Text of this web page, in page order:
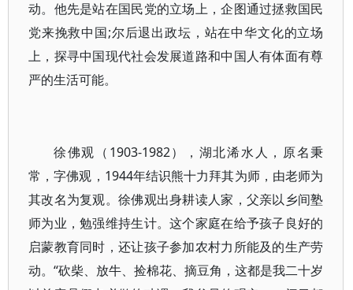
动。他先是站在国民党的立场上，企图通过拯救国民
党来挽救中国;尔后退出政坛，站在中华文化的立场
上，探寻中国现代社会发展道路和中国人有体面有尊
严的生活可能。
徐佛观（1903-1982），湖北浠水人，原名秉
常，字佛观，1944年结识熊十力拜其为师，由老师为
其改名为复观。徐佛观出身耕读人家，父亲以乡间塾
师为业，勉强维持生计。这个家庭在给予孩子良好的
启蒙教育同时，还让孩子参加农村力所能及的生产劳
动。“砍柴、放牛、捡棉花、摘豆角，这都是我二十岁